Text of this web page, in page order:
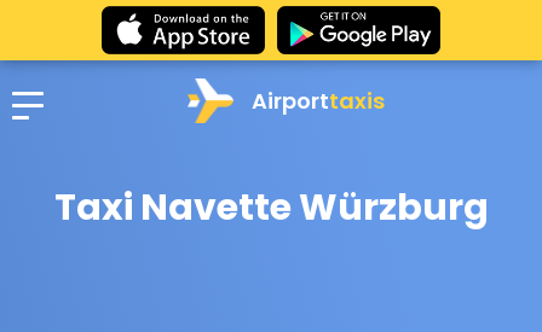
Airporttaxis
Taxi Navette Würzburg